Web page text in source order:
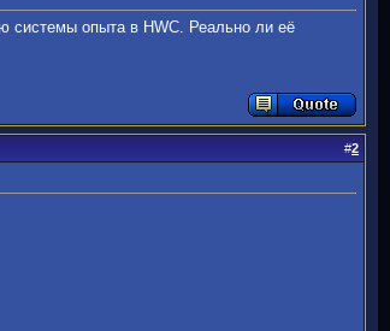
системы опыта в HWC. Реально ли её
#2